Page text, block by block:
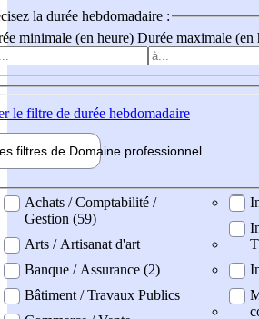
la durée hebdomadaire :
minimale (en heure) Durée maximale (en
le filtre de durée hebdomadaire
filtres de Domaine professionnel
professionel
Achats / Comptabilité /
Gestion (59)
Arts / Artisanat d'art
Banque / Assurance (2)
Bâtiment / Travaux Publics